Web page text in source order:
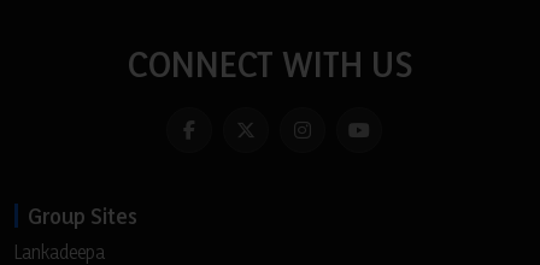
CONNECT WITH US
Group Sites
Lankadeepa